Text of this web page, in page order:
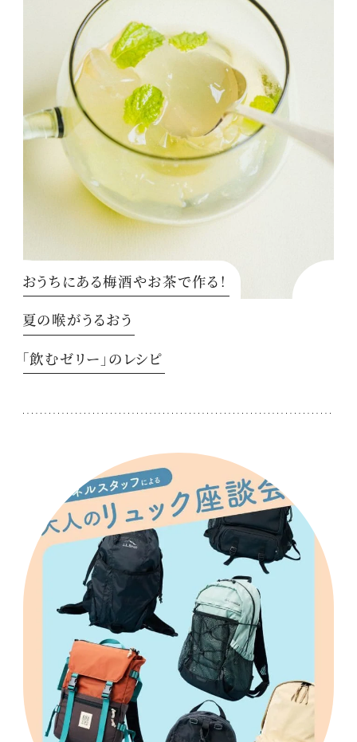
おうちにある梅酒やお茶で作る！
夏の喉がうるおう
「飲むゼリー」のレシピ